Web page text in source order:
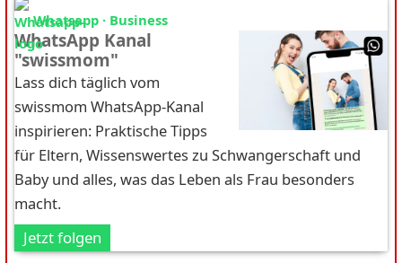
Whatsapp · Business
WhatsApp Kanal
"swissmom"
Lass dich täglich vom
swissmom WhatsApp-Kanal
inspirieren: Praktische Tipps
für Eltern, Wissenswertes zu Schwangerschaft und
Baby und alles, was das Leben als Frau besonders
macht.
Jetzt folgen